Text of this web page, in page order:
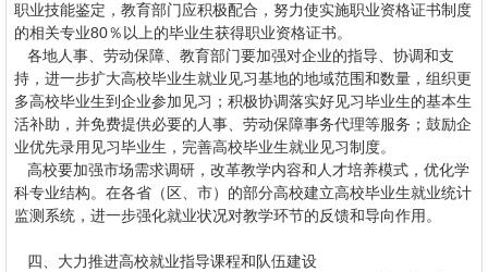
职业技能鉴定，教育部门应积极配合，努力使实施职业资格证书制度
的相关专业80％以上的毕业生获得职业资格证书。
各地人事、劳动保障、教育部门要加强对企业的指导、协调和支
持，进一步扩大高校毕业生就业见习基地的地域范围和数量，组织更
多高校毕业生到企业参加见习；积极协调落实好见习毕业生的基本生
活补助，并免费提供必要的人事、劳动保障事务代理等服务；鼓励企
业优先录用见习毕业生，完善高校毕业生就业见习制度。
高校要加强市场需求调研，改革教学内容和人才培养模式，优化学
科专业结构。在各省（区、市）的部分高校建立高校毕业生就业统计
监测系统，进一步强化就业状况对教学环节的反馈和导向作用。
四、大力推进高校就业指导课程和队伍建设